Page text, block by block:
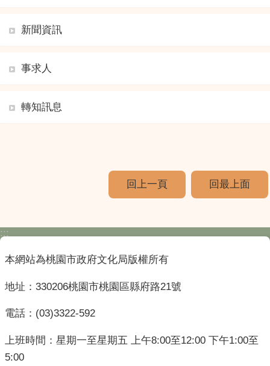
新聞資訊
事求人
轉知訊息
回上一頁 回最上面
:::
本網站為桃園市政府文化局版權所有
地址：330206桃園市桃園區縣府路21號
電話：(03)3322-592
上班時間：星期一至星期五 上午8:00至12:00 下午1:00至
5:00